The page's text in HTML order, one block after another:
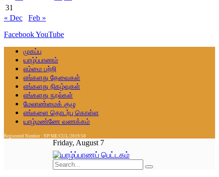
31
« Dec
Feb »
FacebookYouTube
முகப்பு
யாழ்ப்பாணம்
எம்மை பற்றி
எங்களது தேவைகள்
எங்களது நிகழ்வுகள்
எங்களது நூல்கள்
மேலாண்மைக் குழு
எங்களை தொடர்பு கொள்ள
யாழ்மண்ணே வணக்கம்
Registered Number : NP/ME/CUL/2019/50
Friday, August 7